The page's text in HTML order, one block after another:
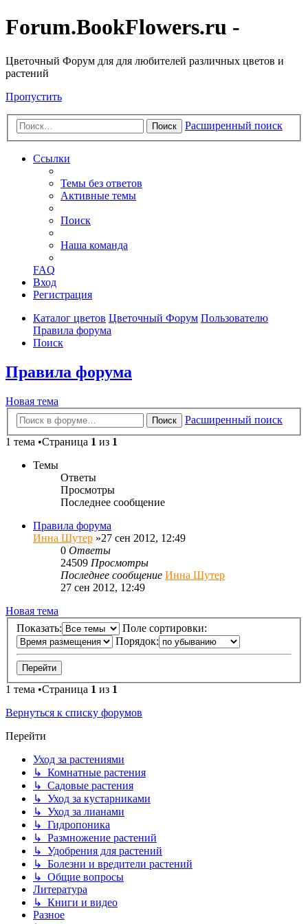
Forum.BookFlowers.ru -
Цветочный Форум для для любителей различных цветов и
растений
Пропустить
Поиск Расширенный поиск
Ссылки
Темы без ответов
Активные темы
Поиск
Наша команда
FAQ
Вход
Регистрация
Каталог цветов Цветочный Форум Пользователю
Правила форума
Поиск
Правила форума
Новая тема
Поиск
Расширенный поиск
1 тема •Страница 1 из 1
Темы
Ответы
Просмотры
Последнее сообщение
Правила форума
Инна Шутер »27 сен 2012, 12:49
0 Ответы
24509 Просмотры
Последнее сообщение Инна Шутер
27 сен 2012, 12:49
Новая тема
Показать:
Поле сортировки:
Порядок:
1 тема •Страница 1 из 1
Вернуться к списку форумов
Перейти
Уход за растениями
↳ Комнатные растения
↳ Садовые растения
↳ Уход за кустарниками
↳ Уход за лианами
↳ Гидропоника
↳ Размножение растений
↳ Удобрения для растений
↳ Болезни и вредители растений
↳ Общие вопросы
Литература
↳ Книги и видео
Разное